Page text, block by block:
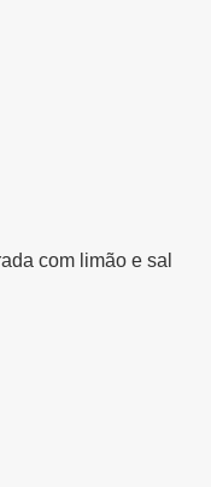
com limão e sal